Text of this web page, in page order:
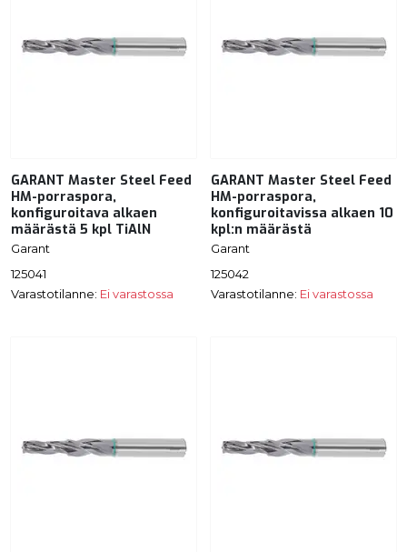
GARANT Master Steel Feed
HM-porraspora,
konfiguroitava alkaen
määrästä 5 kpl TiAlN
Garant
125041
Varastotilanne: Ei varastossa
GARANT Master Steel Feed
HM-porraspora,
konfiguroitavissa alkaen 10
kpl:n määrästä
Garant
125042
Varastotilanne: Ei varastossa